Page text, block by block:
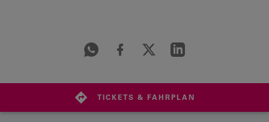
TICKETS & FAHRPLAN